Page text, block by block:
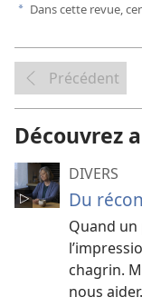
a Dans cette revue,
Précédent
Découvrez
DIVERS
Du
Quand
chagrin.
nous aider.